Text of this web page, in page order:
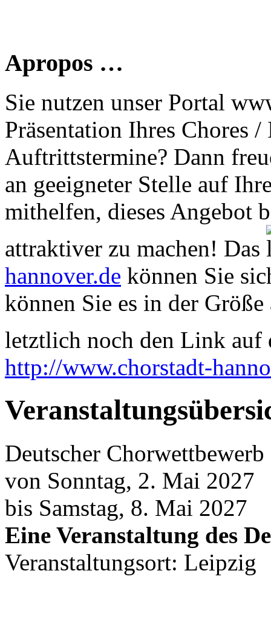
Apropos …
Sie nutzen unser Portal
Präsentation Ihres Chores
Auftrittstermine? Dann
an geeigneter Stelle auf
mithelfen, dieses Angebot
attraktiver zu machen! Das
hannover.de können Sie
können Sie es in der
letztlich noch den Link auf
http://www.chorstadt-
Deutscher
von Sonntag, 2. Mai 2027
bis Samstag, 8. Mai 2027
Eine Veranstaltung des
Veranstaltungsort: Leipzig